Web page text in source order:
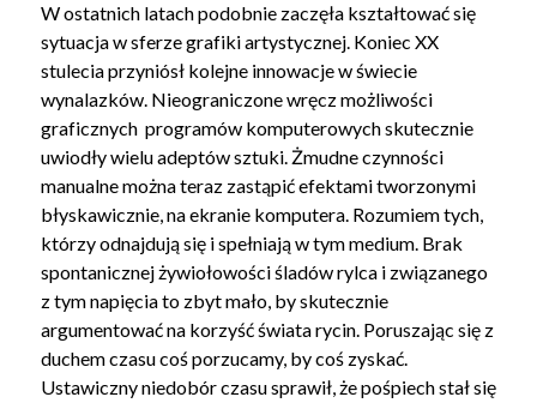
W ostatnich latach podobnie zaczęła kształtować się
sytuacja w sferze grafiki artystycznej. Koniec XX
stulecia przyniósł kolejne innowacje w świecie
wynalazków. Nieograniczone wręcz możliwości
graficznych programów komputerowych skutecznie
uwiodły wielu adeptów sztuki. Żmudne czynności
manualne można teraz zastąpić efektami tworzonymi
błyskawicznie, na ekranie komputera. Rozumiem tych,
którzy odnajdują się i spełniają w tym medium. Brak
spontanicznej żywiołowości śladów rylca i związanego
z tym napięcia to zbyt mało, by skutecznie
argumentować na korzyść świata rycin. Poruszając się z
duchem czasu coś porzucamy, by coś zyskać.
Ustawiczny niedobór czasu sprawił, że pośpiech stał się